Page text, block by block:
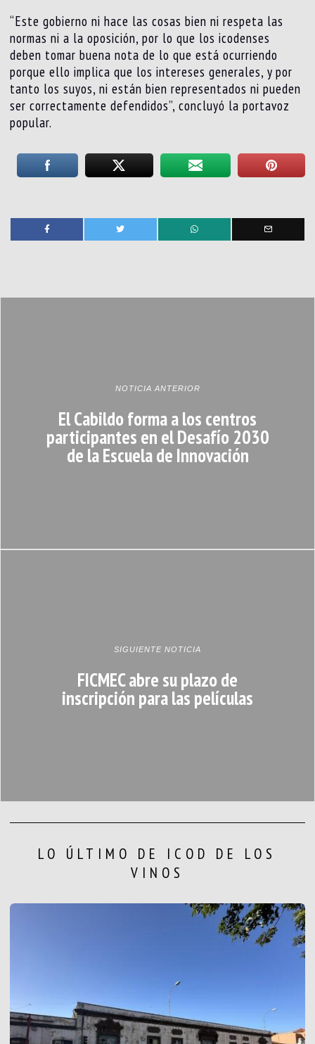
“Este gobierno ni hace las cosas bien ni respeta las
normas ni a la oposición, por lo que los icodenses
deben tomar buena nota de lo que está ocurriendo
porque ello implica que los intereses generales, y por
tanto los suyos, ni están bien representados ni pueden
ser correctamente defendidos”, concluyó la portavoz
popular.
NOTICIA ANTERIOR
El Cabildo forma a los centros
participantes en el Desafío 2030
de la Escuela de Innovación
SIGUIENTE NOTICIA
FICMEC abre su plazo de
inscripción para las películas
LO ÚLTIMO DE ICOD DE LOS
VINOS